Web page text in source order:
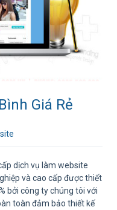
Giá Rẻ
dịch vụ làm website
và cao cấp được thiết
bởi công ty chúng tôi với
toàn đảm bảo thiết kế